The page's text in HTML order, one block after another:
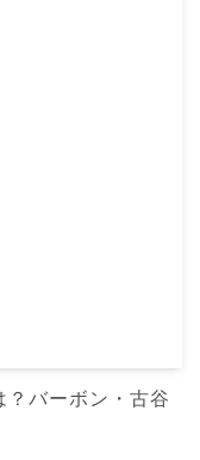
？バーボン・古谷